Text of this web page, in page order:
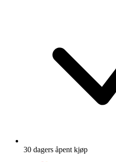
30 dagers åpent kjøp